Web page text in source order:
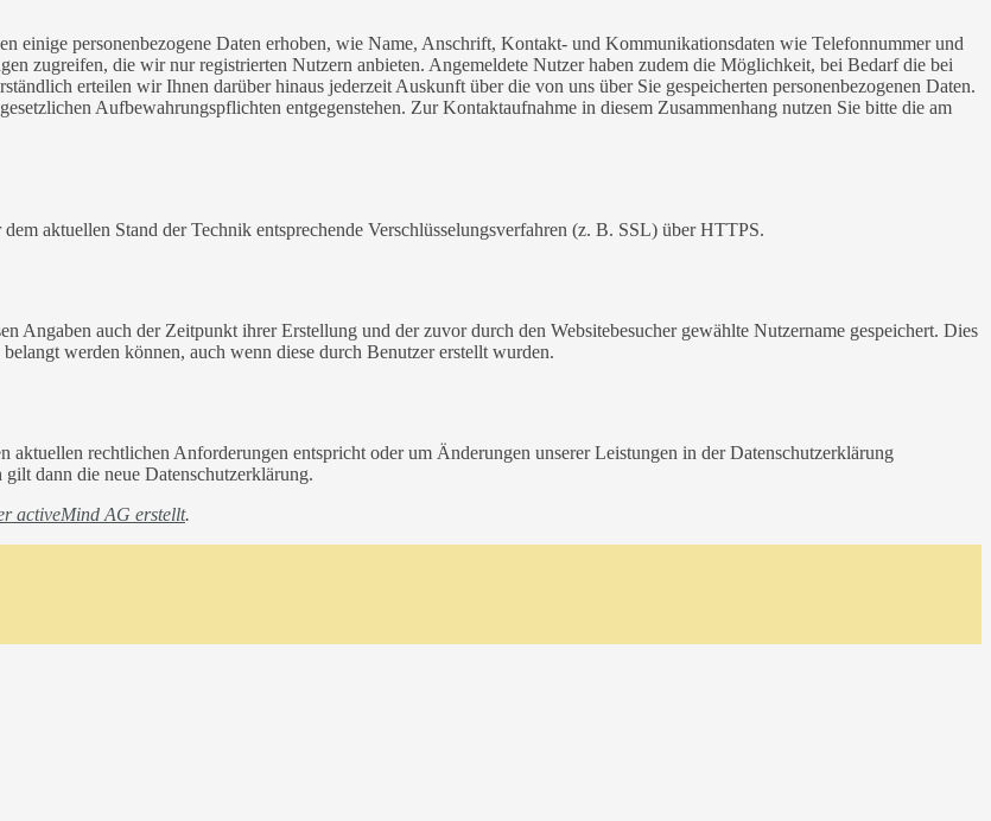
einige personenbezogene Daten erhoben, wie Name, Anschrift, Kontakt- und Kommunikationsdaten wie Telefonnummer und
zugreifen, die wir nur registrierten Nutzern anbieten. Angemeldete Nutzer haben zudem die Möglichkeit, bei Bedarf die bei
erteilen wir Ihnen darüber hinaus jederzeit Auskunft über die von uns über Sie gespeicherten personenbezogenen Daten.
Aufbewahrungspflichten entgegenstehen. Zur Kontaktaufnahme in diesem Zusammenhang nutzen Sie bitte die am
aktuellen Stand der Technik entsprechende Verschlüsselungsverfahren (z. B. SSL) über HTTPS.
Angaben auch der Zeitpunkt ihrer Erstellung und der zuvor durch den Websitebesucher gewählte Nutzername gespeichert. Dies
werden können, auch wenn diese durch Benutzer erstellt wurden.
aktuellen rechtlichen Anforderungen entspricht oder um Änderungen unserer Leistungen in der Datenschutzerklärung
dann die neue Datenschutzerklärung.
activeMind AG erstellt.